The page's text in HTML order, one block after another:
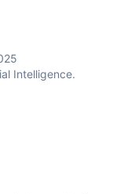
Intelligence.